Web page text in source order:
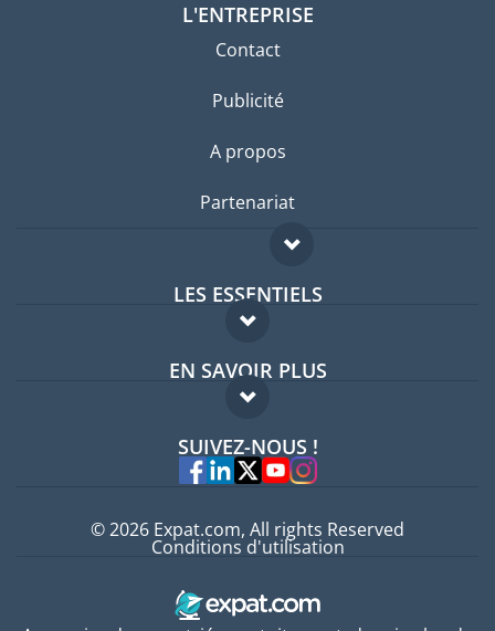
L'ENTREPRISE
Contact
Publicité
A propos
Partenariat
LES ESSENTIELS
Forum expatriés
Guides pays
EN SAVOIR PLUS
FAQ
Experts
SUIVEZ-NOUS !
© 2026 Expat.com, All rights Reserved
Conditions d'utilisation